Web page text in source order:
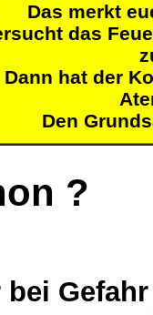
Das merkt
das
Dann hat der
Den
?
bei